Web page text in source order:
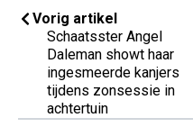
Vorig artikel
Schaatsster Angel
Daleman showt haar
ingesmeerde kanjers
tijdens zonsessie in
achtertuin